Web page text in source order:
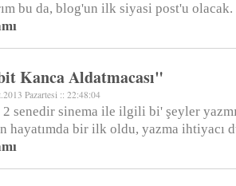
bu da, blog'un ilk siyasi post'u olacak.
Kanca Aldatmacası"
Pazartesi :: 22:48:04
2 senedir sinema ile ilgili bi' şeyler
hayatımda bir ilk oldu, yazma ihtiyacı